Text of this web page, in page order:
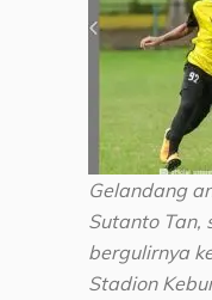
Gelandang
Sutanto Tan,
bergulirnya
Stadion